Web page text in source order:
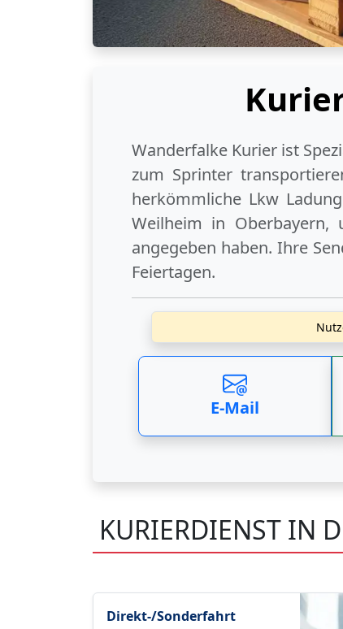
Wanderfalke Kurier ist
zum Sprinter
herkömmliche Lkw
Weilheim in Oberbayern,
angegeben haben. Ihre
Feiertagen.
E-Mail
KURIERDIENST IN
Direkt-/Sonderfahrt